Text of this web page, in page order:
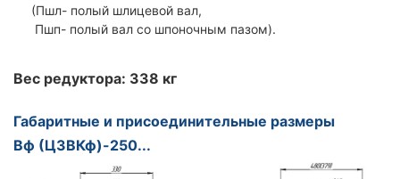
(Пшл- полый шлицевой вал,
Пшп- полый вал со шпоночным пазом).
Вес редуктора: 338 кг
Габаритные и присоединительные размеры
Вф (Ц3ВКф)-250...